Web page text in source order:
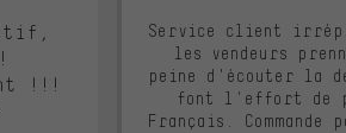
!!!
Service client
les vendeurs
peine d'écouter la
font l'effort de
Français. Commande